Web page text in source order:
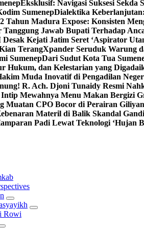
Eksklusif: Navigasi Suksesi
SumenepDialektika
Tahun Madura Expose: Konsisten
Jawab Bupati Terhadap
Kejati Jatim Seret ‘Aspirator
TerangXpander Seruduk Warung
SumenepDari Sudut Kota Tua
Hukum, dan Kelestarian yang
Muda Inovatif di Pengadilan
R. Ach. Djoni Tunaidy Resmi
Mewahnya Menu Makan Bergizi
Muatan CPO Bocor di Perairan
Materil di Balik Skandal
Padi Lewat Teknologi ‘Hujan
Rowi